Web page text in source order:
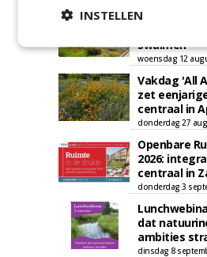
Roadshow
Swalmen
woensdag 12
Vakdag 'All
zet
centraal in
donderdag 27
Openbare
2026:
centraal in
donderdag 3
dat
ambities
dinsdag 8
INSTELLEN